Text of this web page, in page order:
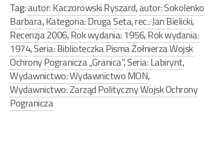
Tag:autor: Kaczorowski Ryszard,autor: Sokolenko
Barbara,Kategoria: Druga Seta,rec.: Jan Bielicki,
Recenzja 2006,Rok wydania: 1956,Rok wydania:
1974,Seria: Biblioteczka Pisma Żołnierza Wojsk
Ochrony Pogranicza „Granica”,Seria: Labirynt,
Wydawnictwo: Wydawnictwo MON,
Wydawnictwo: Zarząd Polityczny Wojsk Ochrony
Pogranicza